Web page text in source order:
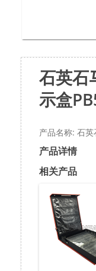
石英石
示盒
产品名称: 石
产品详情
相关产品